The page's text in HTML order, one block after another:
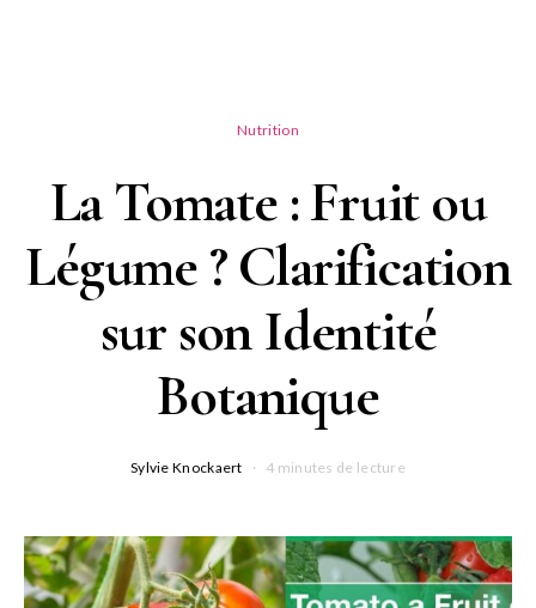
Nutrition
La Tomate : Fruit ou
Légume ? Clarification
sur son Identité
Botanique
Sylvie Knockaert 4 minutes de lecture